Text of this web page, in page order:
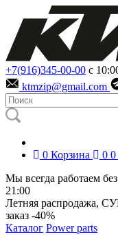
+7(916)345-00-00 с
ktmzip@gmail.com
0 Корзина 0 0
Мы всегда работаем
21:00
Летняя распродажа,
заказ -40%
Каталог Power parts